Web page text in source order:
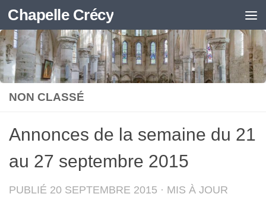
Skip to content
Chapelle Crécy
NON CLASSÉ
Annonces de la semaine du 21
au 27 septembre 2015
PUBLIÉ 20 SEPTEMBRE 2015 · MIS À JOUR